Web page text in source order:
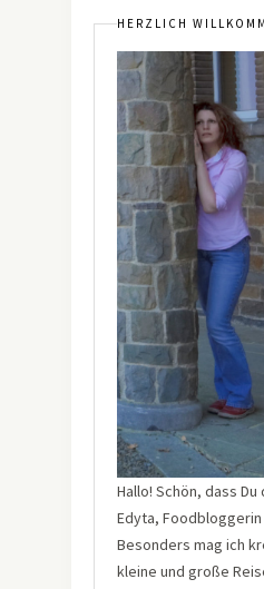
HERZLICH
Hallo! Schön, dass Du
Edyta,
Besonders mag ich
kleine und große